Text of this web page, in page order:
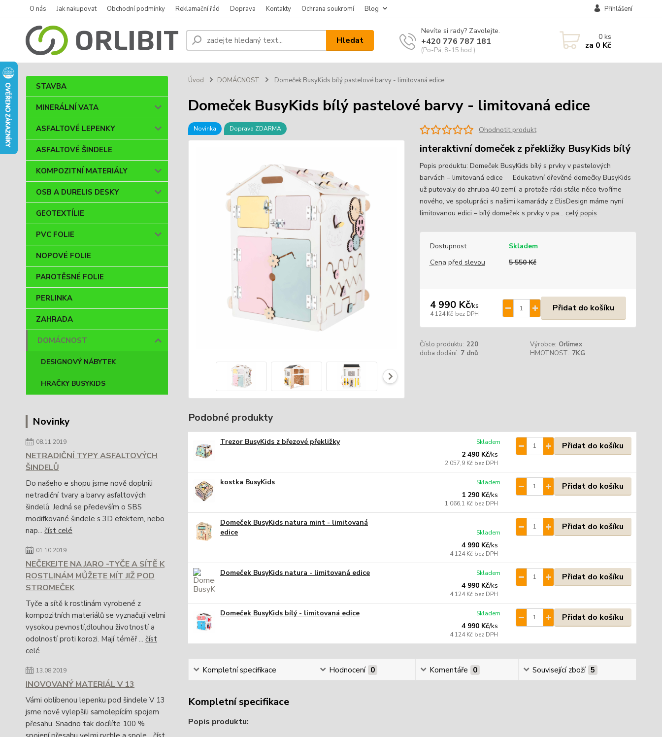
O nás Jak nakupovat Obchodní podmínky Reklamační řád Doprava Kontakty Ochrana soukromí Blog Přihlášení
Hledat
Nevíte si rady? Zavolejte.
+420 776 787 181
(Po-Pá, 8-15 hod.)
0ks
za 0 Kč
STAVBA
MINERÁLNÍ VATA
ASFALTOVÉ LEPENKY
ASFALTOVÉ ŠINDELE
KOMPOZITNÍ MATERIÁLY
OSB A DURELIS DESKY
GEOTEXTÍLIE
PVC FOLIE
NOPOVÉ FOLIE
PAROTĚSNÉ FOLIE
PERLINKA
ZAHRADA
DOMÁCNOST
DESIGNOVÝ NÁBYTEK
HRAČKY BUSYKIDS
Novinky
08.11.2019
NETRADIČNÍ TYPY ASFALTOVÝCH
ŠINDELŮ
Do našeho e shopu jsme nově doplnili
netradiční tvary a barvy asfaltových
šindelů. Jedná se především o SBS
modifkované šindele s 3D efektem, nebo
nap... číst celé
01.10.2019
NEČEKEJTE NA JARO -TYČE A SÍTĚ K
ROSTLINÁM MŮŽETE MÍT JIŽ POD
STROMEČEK
Tyče a sítě k rostlinám vyrobené z
kompozitních materiálů se vyznačují velmi
vysokou pevností,dlouhou životností a
odolností proti korozi. Mají téměř ... číst
celé
13.08.2019
INOVOVANÝ MATERIÁL V 13
Vámi oblíbenou lepenku pod šindele V 13
jsme nově vylepšili samolepícím spojem
přesahu. Snadno tak docílíte 100 %
Úvod DOMÁCNOST Domeček BusyKids bílý pastelové barvy - limitovaná edice
Domeček BusyKids bílý pastelové barvy - limitovaná edice
Novinka Doprava ZDARMA Ohodnotit produkt
interaktivní domeček z překližky BusyKids bílý
Popis produktu: Domeček BusyKids bílý s prvky v pastelových
barvách – limitovaná edice Edukativní dřevěné domečky BusyKids
už putovaly do zhruba 40 zemí, a protože rádi stále něco tvoříme
nového, ve spolupráci s našimi kamarády z ElisDesign máme nyní
limitovanou edici – bílý domeček s prvky v pa... celý popis
Dostupnost
Skladem
Cena před slevou
5 550 Kč
4 990 Kč/ks
4 124 Kč bez DPH
Přidat do košíku
Číslo produktu: 220 Výrobce: Orlimex
doba dodání: 7 dnů HMOTNOST: 7KG
Podobné produkty
Trezor BusyKids z březové překližky
2 490 Kč/ks
2 057,9 Kč bez DPH
Skladem Přidat do košíku
kostka BusyKids
1 290 Kč/ks
1 066,1 Kč bez DPH
Skladem Přidat do košíku
Domeček BusyKids natura mint - limitovaná
edice
4 990 Kč/ks
4 124 Kč bez DPH
Skladem
Přidat do košíku
Domeček BusyKids natura - limitovaná edice
4 990 Kč/ks
4 124 Kč bez DPH
Skladem Přidat do košíku
Domeček BusyKids bílý - limitovaná edice
4 990 Kč/ks
4 124 Kč bez DPH
Skladem Přidat do košíku
Kompletní specifikace Hodnocení 0 Komentáře 0 Související zboží 5
Kompletní specifikace
Popis produktu: